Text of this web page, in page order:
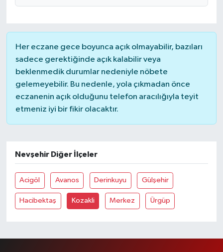
Her eczane gece boyunca açık olmayabilir, bazıları
sadece gerektiğinde açık kalabilir veya
beklenmedik durumlar nedeniyle nöbete
gelemeyebilir. Bu nedenle, yola çıkmadan önce
eczanenin açık olduğunu telefon aracılığıyla teyit
etmeniz iyi bir fikir olacaktır.
Nevşehir Diğer İlçeler
Acigöl Avanos Derinkuyu Gülşehir
Hacibektaş Kozakli Merkez Ürgüp